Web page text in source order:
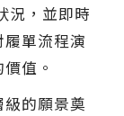
況，並即時
單流程演
值。
的願景奠